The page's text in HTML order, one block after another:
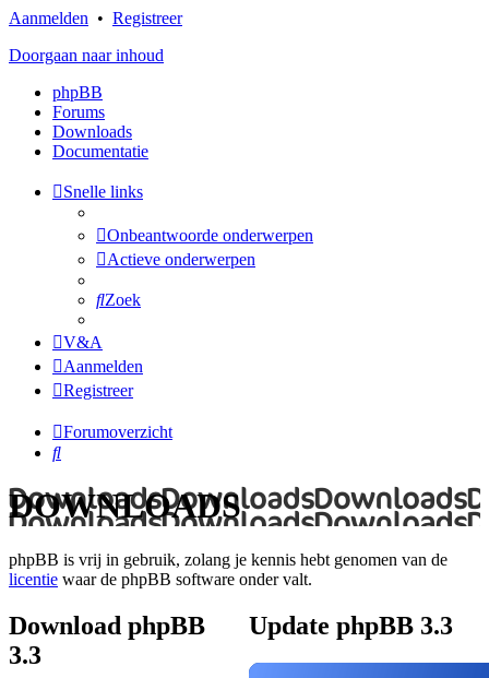
Aanmelden • Registreer
Doorgaan naar inhoud
phpBB
Forums
Downloads
Documentatie
Snelle links
Onbeantwoorde onderwerpen
Actieve onderwerpen
Zoek
V&A
Aanmelden
Registreer
Forumoverzicht
Zoek
DOWNLOADS
phpBB is vrij in gebruik, zolang je kennis hebt genomen van de
licentie waar de phpBB software onder valt.
Download phpBB
3.3
Update phpBB 3.3